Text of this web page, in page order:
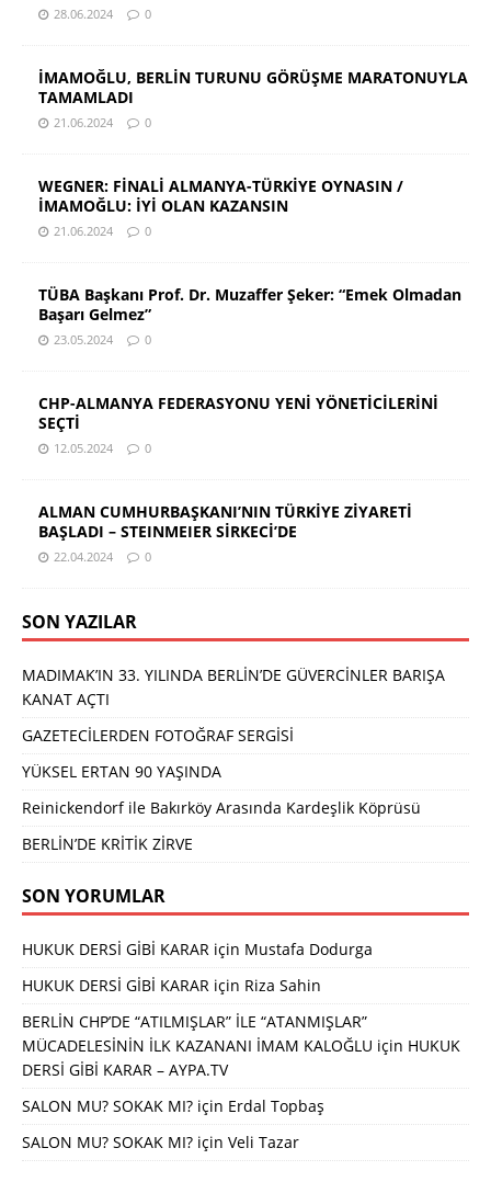
28.06.2024 0
İMAMOĞLU, BERLİN TURUNU GÖRÜŞME MARATONUYLA
TAMAMLADI
21.06.2024 0
WEGNER: FİNALİ ALMANYA-TÜRKİYE OYNASIN /
İMAMOĞLU: İYİ OLAN KAZANSIN
21.06.2024 0
TÜBA Başkanı Prof. Dr. Muzaffer Şeker: “Emek Olmadan
Başarı Gelmez”
23.05.2024 0
CHP-ALMANYA FEDERASYONU YENİ YÖNETİCİLERİNİ
SEÇTİ
12.05.2024 0
ALMAN CUMHURBAŞKANI’NIN TÜRKİYE ZİYARETİ
BAŞLADI – STEINMEIER SİRKECİ’DE
22.04.2024 0
SON YAZILAR
MADIMAK’IN 33. YILINDA BERLİN’DE GÜVERCİNLER BARIŞA
KANAT AÇTI
GAZETECİLERDEN FOTOĞRAF SERGİSİ
YÜKSEL ERTAN 90 YAŞINDA
Reinickendorf ile Bakırköy Arasında Kardeşlik Köprüsü
BERLİN’DE KRİTİK ZİRVE
SON YORUMLAR
HUKUK DERSİ GİBİ KARAR için Mustafa Dodurga
HUKUK DERSİ GİBİ KARAR için Riza Sahin
BERLİN CHP’DE “ATILMIŞLAR” İLE “ATANMIŞLAR”
MÜCADELESİNİN İLK KAZANANI İMAM KALOĞLU için HUKUK
DERSİ GİBİ KARAR – AYPA.TV
SALON MU? SOKAK MI? için Erdal Topbaş
SALON MU? SOKAK MI? için Veli Tazar